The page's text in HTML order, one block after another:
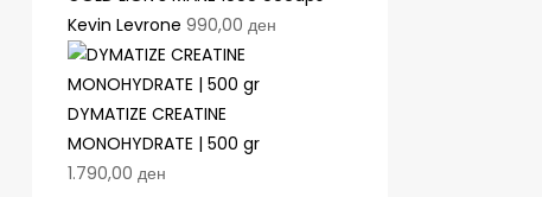
Kevin Levrone 990,00 ден
DYMATIZE CREATINE
MONOHYDRATE | 500 gr
1.790,00 ден